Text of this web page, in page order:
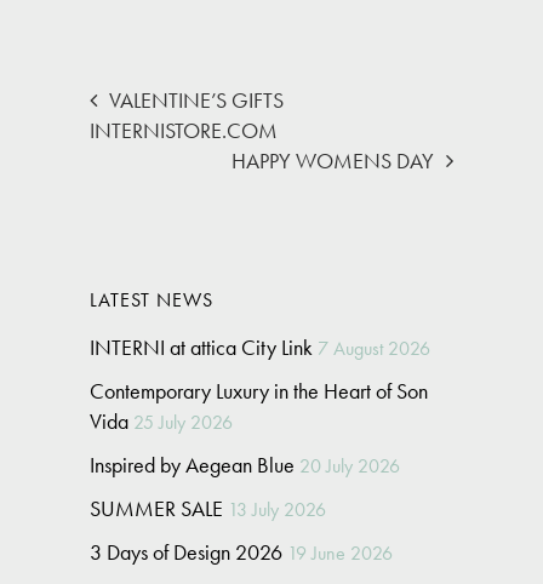
VALENTINE’S GIFTS
INTERNISTORE.COM
HAPPY ‪WOMENS DAY
LATEST NEWS
INTERNI at attica City Link 7 August 2026
Contemporary Luxury in the Heart of Son
Vida 25 July 2026
Inspired by Aegean Blue 20 July 2026
SUMMER SALE 13 July 2026
3 Days of Design 2026 19 June 2026